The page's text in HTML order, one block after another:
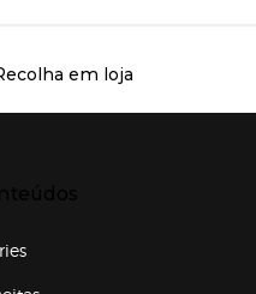
destacados
em loja